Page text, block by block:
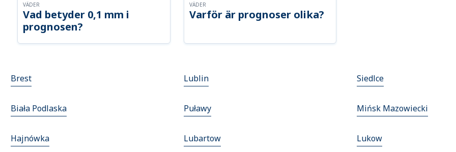
Vad betyder 0,1 mm i
prognosen?
VÄDER
Varför är prognoser olika?
VÄDER
Brest Lublin Siedlce
Biała Podlaska Puławy Mińsk Mazowiecki
Hajnówka Lubartow Lukow